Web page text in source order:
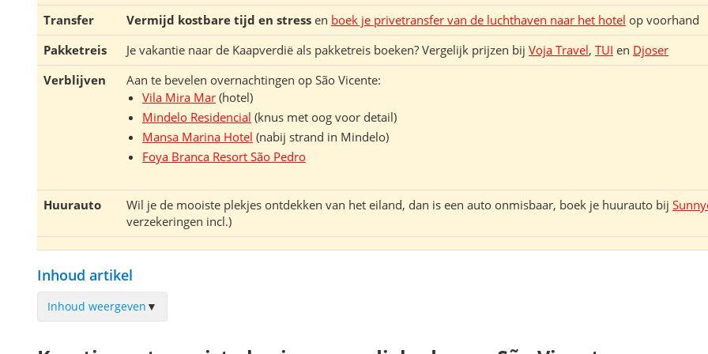
Transfer
Vermijd kostbare tijd en stress en boek je privetransfer van de luchthaven naar het hotel op voorhand
Pakketreis
Je vakantie naar de Kaapverdië als pakketreis boeken? Vergelijk prijzen bij Voja Travel, TUI en Djoser
Verblijven
Aan te bevelen overnachtingen op São Vicente:
Vila Mira Mar (hotel)
Mindelo Residencial (knus met oog voor detail)
Mansa Marina Hotel (nabij strand in Mindelo)
Foya Branca Resort São Pedro
Huurauto Wil je de mooiste plekjes ontdekken van het eiland, dan is een auto onmisbaar, boek je huurauto bij
verzekeringen incl.)
Inhoud artikel
Inhoud weergeven ▼